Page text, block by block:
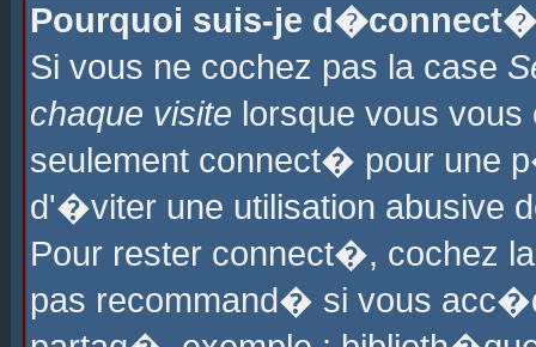
Pourquoi suis-je
Si vous ne cochez pas la case
chaque visite lorsque vous
seulement connect� pour une
d'�viter une utilisation abusive
Pour rester connect�, cochez
pas recommand� si vous